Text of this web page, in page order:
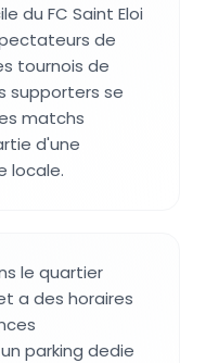
du FC Saint Eloi
de
tournois de
supporters se
matchs
d'une
locale.
le quartier
a des horaires
parking dedie